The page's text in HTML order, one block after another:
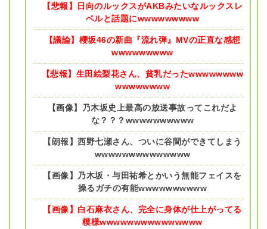
【悲報】日向のルックスがAKBみたいなルックスレ
ベルと話題にwwwwwwwww
【議論】櫻坂46の新曲『流れ弾』MVの正直な感想
wwwwwwwww
【悲報】生田絵梨花さん、貧乳だったwwwwwwww
wwwwwwww
【画像】乃木坂史上最高の放送事故ってこれだよ
な？？？wwwwwwwwww
【朗報】西野七瀬さん、ついに谷間ができてしまう
wwwwwwwwwwwwww
【画像】乃木坂・与田祐希とかいう無能フェイスを
操るガチの有能wwwwwwwwww
【画像】白石麻衣さん、完全に身体が仕上がってる
模様wwwwwwwwwwwwwww